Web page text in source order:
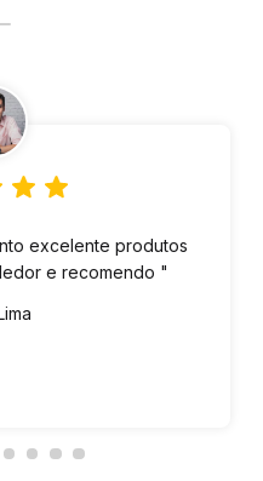
excelente produtos
e recomendo "